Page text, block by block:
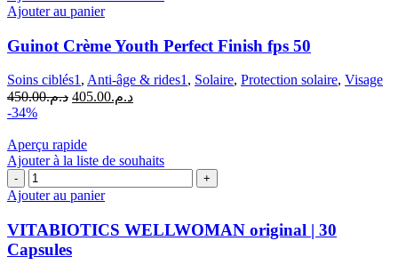
Ajouter au panier
Guinot Crème Youth Perfect Finish fps 50
Soins ciblés1 , Anti-âge & rides1 , Solaire, Protection solaire, Visage
د.م.450.00
Le
était :
د.م.450.00.
د.م.405.00
Le
-34%
Aperçu rapide
Ajouter à la liste de souhaits
quantité
de
VITABIOTICS
WELLWOMAN
original
|
Ajouter au panier
VITABIOTICS WELLWOMAN original | 30
Capsules